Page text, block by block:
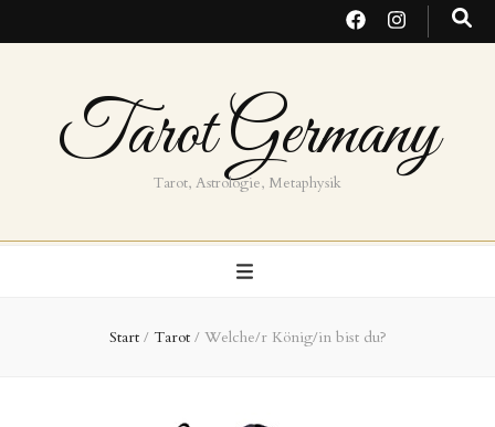
Tarot Germany
Tarot, Astrologie, Metaphysik
Start / Tarot / Welche/r König/in bist du?